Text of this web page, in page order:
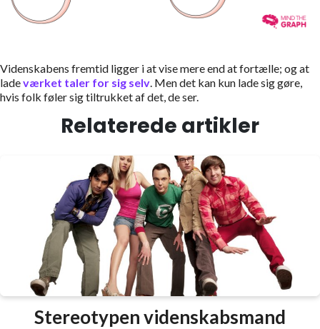
Videnskabens fremtid ligger i at vise mere end at fortælle; og at
ladeværket taler for sig selv . Men det kan kun lade sig gøre,
hvis folk føler sig tiltrukket af det, de ser.
Relaterede artikler
Stereotypen videnskabsmand